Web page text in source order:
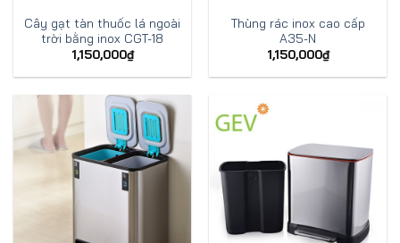
Cây gạt tàn thuốc lá ngoài
trời bằng inox CGT-18
1,150,000₫
Thùng rác inox cao cấp
A35-N
1,150,000₫